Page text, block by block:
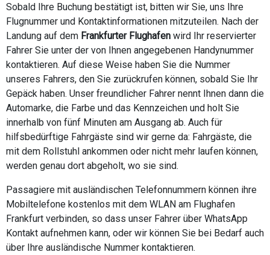
Sobald Ihre Buchung bestätigt ist, bitten wir Sie, uns Ihre
Flugnummer und Kontaktinformationen mitzuteilen. Nach der
Landung auf dem Frankfurter Flughafen wird Ihr reservierter
Fahrer Sie unter der von Ihnen angegebenen Handynummer
kontaktieren. Auf diese Weise haben Sie die Nummer
unseres Fahrers, den Sie zurückrufen können, sobald Sie Ihr
Gepäck haben. Unser freundlicher Fahrer nennt Ihnen dann die
Automarke, die Farbe und das Kennzeichen und holt Sie
innerhalb von fünf Minuten am Ausgang ab. Auch für
hilfsbedürftige Fahrgäste sind wir gerne da: Fahrgäste, die
mit dem Rollstuhl ankommen oder nicht mehr laufen können,
werden genau dort abgeholt, wo sie sind.
Passagiere mit ausländischen Telefonnummern können ihre
Mobiltelefone kostenlos mit dem WLAN am Flughafen
Frankfurt verbinden, so dass unser Fahrer über WhatsApp
Kontakt aufnehmen kann, oder wir können Sie bei Bedarf auch
über Ihre ausländische Nummer kontaktieren.